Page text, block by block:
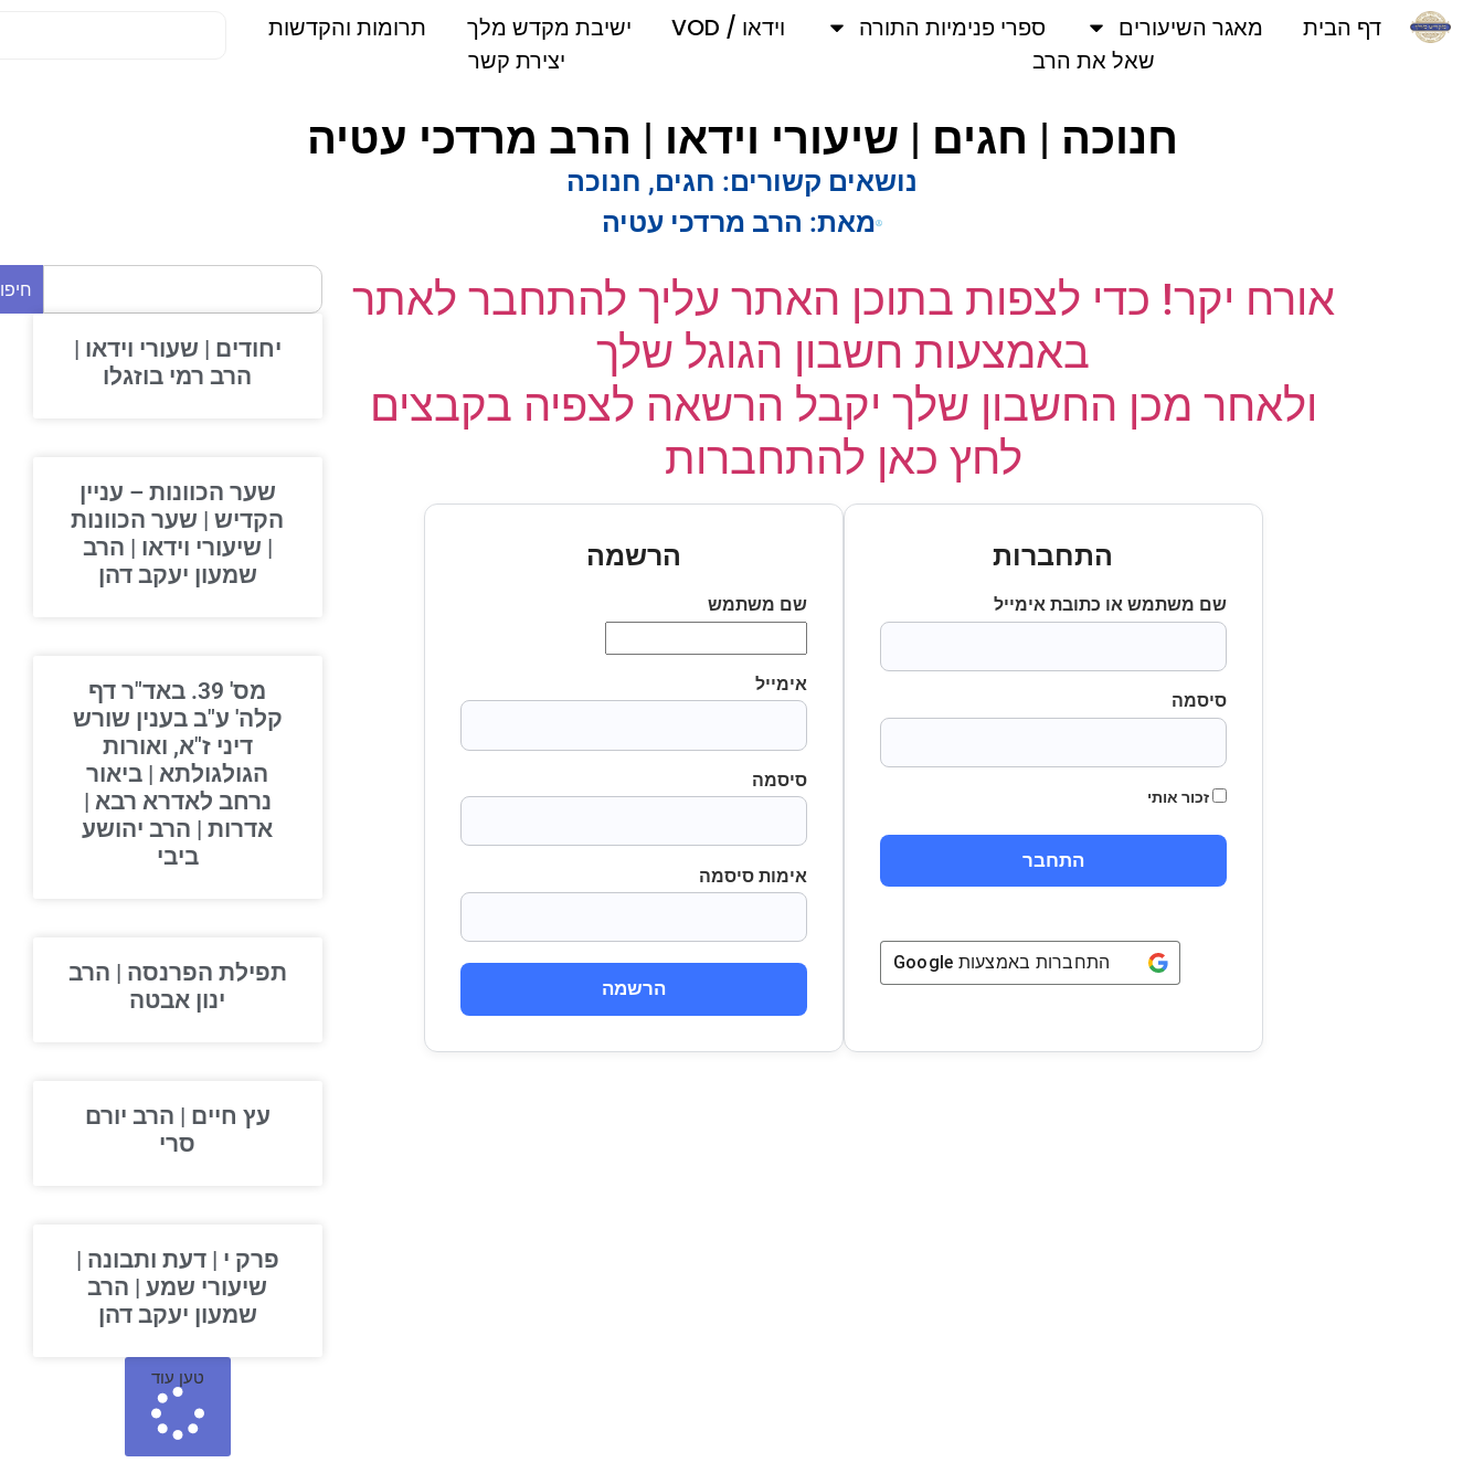
דף הבית מאגר השיעורים ספרי פנימיות התורה וידאו / VOD ישיבת מקדש מלך
תרומות והקדשות
שאל את הרב
יצירת קשר
חנוכה | חגים | שיעורי וידאו | הרב מרדכי עטיה
נושאים קשורים: חגים,חנוכה
מאת:הרב מרדכי עטיה
אורח יקר! כדי לצפות בתוכן האתר עליך להתחבר לאתר
באמצעות חשבון הגוגל שלך
ולאחר מכן החשבון שלך יקבל הרשאה לצפיה בקבצים
לחץ כאן להתחברות
התחברות
שם משתמש או כתובת אימייל
סיסמה
זכור אותי
התחברות באמצעותGoogle
הרשמה
שם משתמש
אימייל
סיסמה
אימות סיסמה
הרשמה
חיפוש
יחודים | שעורי וידאו |
הרב רמי בוזגלו
שער הכוונות – עניין
הקדיש | שער הכוונות
| שיעורי וידאו | הרב
שמעון יעקב דהן
מס' 39. באד"ר דף
קלה' ע"ב בענין שורש
דיני ז"א, ואורות
הגולגולתא | ביאור
נרחב לאדרא רבא |
אדרות | הרב יהושע
ביבי
תפילת הפרנסה | הרב
ינון אבטה
עץ חיים | הרב יורם
סרי
פרק י | דעת ותבונה |
שיעורי שמע | הרב
שמעון יעקב דהן
טען עוד